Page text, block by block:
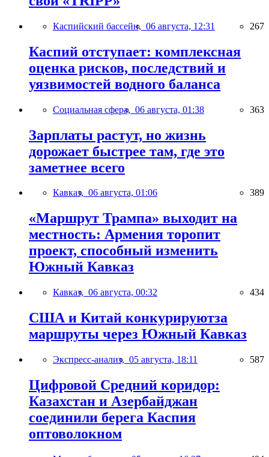
Каспийский бассейн, 06 августа, 12:31 267
Каспий отступает: комплексная
оценка рисков, последствий и
уязвимостей водного баланса
Социальная сфера, 06 августа, 01:38 363
Зарплаты растут, но жизнь
дорожает быстрее там, где это
заметнее всего
Кавказ, 06 августа, 01:06 389
«Маршрут Трампа» выходит на
местность: Армения торопит
проект, способный изменить
Южный Кавказ
Кавказ, 06 августа, 00:32 434
США и Китай конкурируютза
маршруты через Южный Кавказ
Экспресс-анализ, 05 августа, 18:11 587
Цифровой Средний коридор:
Казахстан и Азербайджан
соединили берега Каспия
оптоволокном